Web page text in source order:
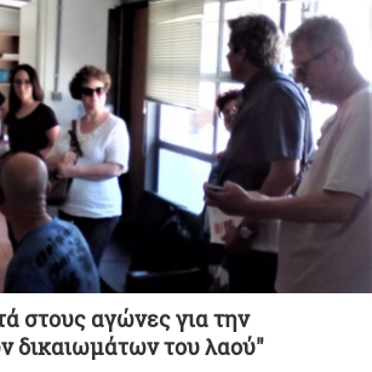
στους αγώνες για την
δικαιωμάτων του λαού"